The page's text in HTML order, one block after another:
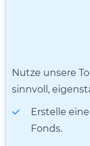
Nutze unsere
sinnvoll,
Erstelle
Fonds.